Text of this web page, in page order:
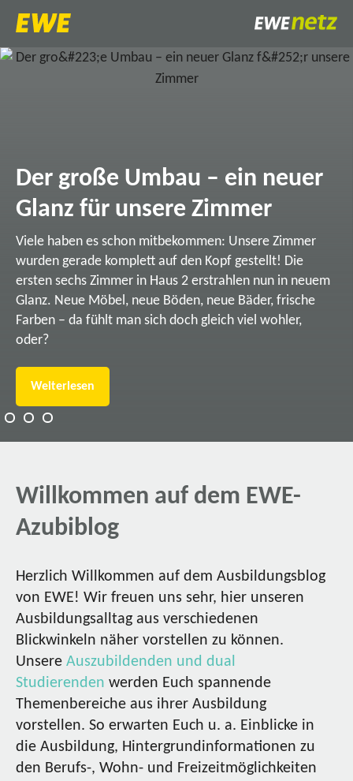
Der große Umbau – ein neuer
Glanz für unsere Zimmer
Viele haben es schon mitbekommen: Unsere Zimmer
wurden gerade komplett auf den Kopf gestellt! Die
ersten sechs Zimmer in Haus 2 erstrahlen nun in neuem
Glanz. Neue Möbel, neue Böden, neue Bäder, frische
Farben – da fühlt man sich doch gleich viel wohler,
oder?
Weiterlesen
Willkommen auf dem EWE-
Azubiblog
Herzlich Willkommen auf dem Ausbildungsblog
von EWE! Wir freuen uns sehr, hier unseren
Ausbildungsalltag aus verschiedenen
Blickwinkeln näher vorstellen zu können.
Unsere Auszubildenden und dual
Studierenden werden Euch spannende
Themenbereiche aus ihrer Ausbildung
vorstellen. So erwarten Euch u. a. Einblicke in
die Ausbildung, Hintergrundinformationen zu
den Berufs-, Wohn- und Freizeitmöglichkeiten